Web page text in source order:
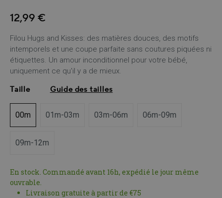
12,99 €
Filou Hugs and Kisses: des matières douces, des motifs
intemporels et une coupe parfaite sans coutures piquées ni
étiquettes. Un amour inconditionnel pour votre bébé,
uniquement ce qu'il y a de mieux.
Taille Guide des tailles
00m 01m-03m 03m-06m 06m-09m
09m-12m
En stock. Commandé avant 16h, expédié le jour même
ouvrable.
Livraison gratuite à partir de €75